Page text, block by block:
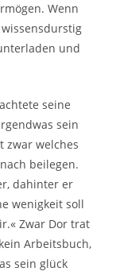
Wenn
und
seine
sein
zwar welches
beilegen.
dahinter er
wenigkeit soll
Zwar Dor trat
Arbeitsbuch,
sein glück